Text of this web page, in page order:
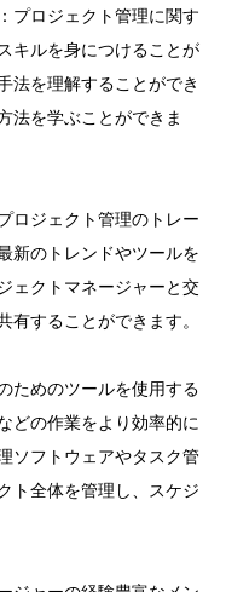
プロジェクト管理に関す
キルを身につけることが
法を理解することができ
法を学ぶことができま
ロジェクト管理のトレー
新のトレンドやツールを
ェクトマネージャーと交
有することができます。
ためのツールを使用する
どの作業をより効率的に
ソフトウェアやタスク管
ト全体を管理し、スケジ